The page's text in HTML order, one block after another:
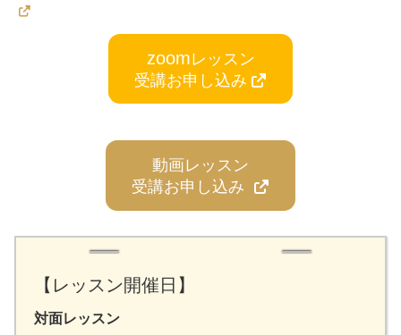
カ
zoomレッスン
受講お申し込み
動画レッスン
受講お申し込み
【レッスン開催日】
対面レッスン